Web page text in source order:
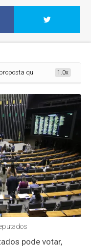
que acaba com descontos
1.0x
pode votar,